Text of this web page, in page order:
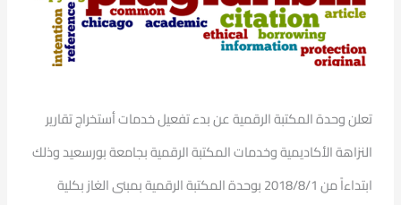
تعلن وحدة المكتبة الرقمية عن بدء تفعيل خدمات أستخراج تقارير
النزاهة الأكاديمية وخدمات المكتبة الرقمية بجامعة بورسعيد وذلك
ابتداءاً من 2018/8/1 بوحدة المكتبة الرقمية بمبنى الغاز بكلية